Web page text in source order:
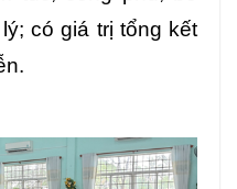
có giá trị tổng kết